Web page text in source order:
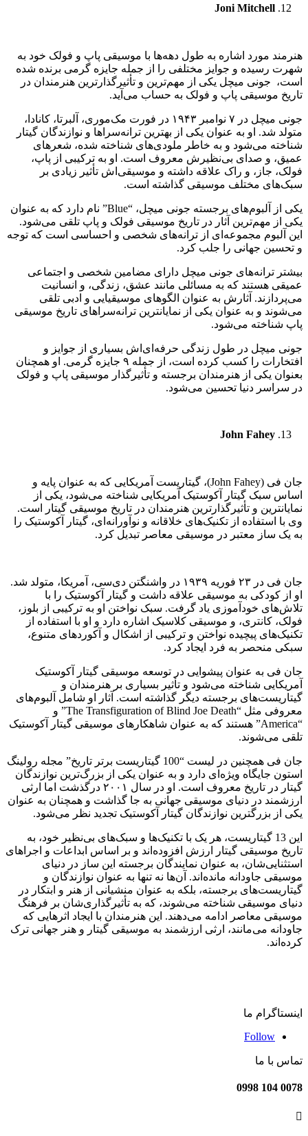
Joni Mitchell
هنرمند مورد اشاره به طول دهه‌ها با موسیقی پاپ و فولک خود به
شهرت رسیده و جوایز مختلفی را از جمله جایزه گرمی برنده شده
است، جونی میچل یکی از مهم‌ترین و تأثیرگذارترین هنرمندان در
تاریخ موسیقی پاپ و فولک به حساب می‌آید.
جونی میچل در ۷ نوامبر ۱۹۴۳ در فورت مک‌موری، آلبرتا، کانادا،
متولد شد. او به عنوان یکی از بهترین ترانه‌سراها و نوازندگان گیتار
شناخته می‌شود و به خاطر ملودی‌های شناخته شده، شعرهای
عمیق، و صدای بی‌نظیرش معروف است. او به ترکیبی از پاپ،
فولک، جاز، و راک علاقه داشته و موسیقی‌اش تأثیر زیادی بر
سبک‌های مختلف موسیقی گذاشته است.
یکی از آلبوم‌های برجسته جونی میچل، “Blue” نام دارد که به عنوان
یکی از مهم‌ترین آثار در تاریخ موسیقی فولک و پاپ تلقی می‌شود.
این آلبوم مجموعه‌ای از ترانه‌های شخصی و احساسی است که توجه
و تحسین جهانی را جلب کرد.
بیشتر ترانه‌های جونی میچل دارای مضامین شخصی و اجتماعی
عمیقی هستند که به مسائلی مانند عشق، زندگی، و انسانیت
می‌پردازند. آثارش به عنوان الگوهای موسیقیایی و ادبی تلقی
می‌شوند و به عنوان یکی از نمایانترین ترانه‌سراهای تاریخ موسیقی
پاپ شناخته می‌شود.
جونی میچل در طول زندگی حرفه‌ای‌اش بسیاری از جوایز و
افتخارات را کسب کرده است، از جمله ۹ جایزه گرمی. او همچنان
بعنوان یکی از هنرمندان برجسته و تأثیرگذار موسیقی پاپ و فولک
در سراسر دنیا تحسین می‌شود.
John Fahey
جان فی (John Fahey)، گیتاریست آمریکایی که به عنوان پایه و
اساس سبک گیتار آکوستیک آمریکایی شناخته می‌شود، یکی از
نمایانترین و تأثیرگذارترین هنرمندان در تاریخ موسیقی گیتار است.
وی با استفاده از تکنیک‌های خلاقانه و نوآورانه‌ای، گیتار آکوستیک را
به یک ساز معتبر در موسیقی معاصر تبدیل کرد.
جان فی در ۲۳ فوریه ۱۹۳۹ در واشنگتن دی‌سی، آمریکا، متولد شد.
او از کودکی به موسیقی علاقه داشت و گیتار آکوستیک را با
تلاش‌های خودآموزی یاد گرفت. سبک نواختن او به ترکیبی از بلوز،
فولک، کانتری، و موسیقی کلاسیک اشاره دارد و او با استفاده از
تکنیک‌های پیچیده نواختن و ترکیبی از اشکال و آکوردهای متنوع،
سبکی منحصر به فرد ایجاد کرد.
جان فی به عنوان پیشوایی در توسعه موسیقی گیتار آکوستیک
آمریکایی شناخته می‌شود و تأثیر بسیاری بر هنرمندان و
گیتاریست‌های برجسته دیگر گذاشته است. آثار او شامل آلبوم‌های
معروفی مثل “The Transfiguration of Blind Joe Death” و
“America” هستند که به عنوان شاهکارهای موسیقی گیتار آکوستیک
تلقی می‌شوند.
جان فی همچنین در لیست “100 گیتاریست برتر تاریخ” مجله رولینگ
استون جایگاه ویژه‌ای دارد و به عنوان یکی از بزرگ‌ترین نوازندگان
گیتار در تاریخ معروف است. او در سال ۲۰۰۱ درگذشت اما ارثی
ارزشمند در دنیای موسیقی جهانی به جا گذاشت و همچنان به عنوان
یکی از بزرگترین نوازندگان گیتار آکوستیک تجدید نظر می‌شود.
این 13 گیتاریست، هر یک با تکنیک‌ها و سبک‌های بی‌نظیر خود، به
تاریخ موسیقی گیتار ارزش افزوده‌اند و بر اساس ابداعات و اجراهای
استثنایی‌شان، به عنوان نمایندگان برجسته این ساز در دنیای
موسیقی جاودانه مانده‌اند. آن‌ها نه تنها به عنوان نوازندگان و
گیتاریست‌های برجسته، بلکه به عنوان منشیانی از هنر و ابتکار در
دنیای موسیقی شناخته می‌شوند، که به تأثیرگذاری‌شان بر فرهنگ
موسیقی معاصر ادامه می‌دهند. این هنرمندان با ایجاد اثرهایی که
جاودانه می‌مانند، ارثی ارزشمند به موسیقی گیتار و هنر جهانی ترک
کرده‌اند.
اینستاگرام ما
Follow
تماس با ما
0078 104 0998
